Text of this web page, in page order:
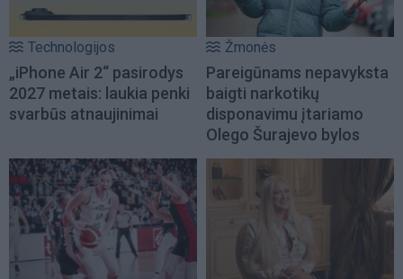
Technologijos
„iPhone Air 2“ pasirodys
2027 metais: laukia penki
svarbūs atnaujinimai
Žmonės
Pareigūnams nepavyksta
baigti narkotikų
disponavimu įtariamo
Olego Šurajevo bylos